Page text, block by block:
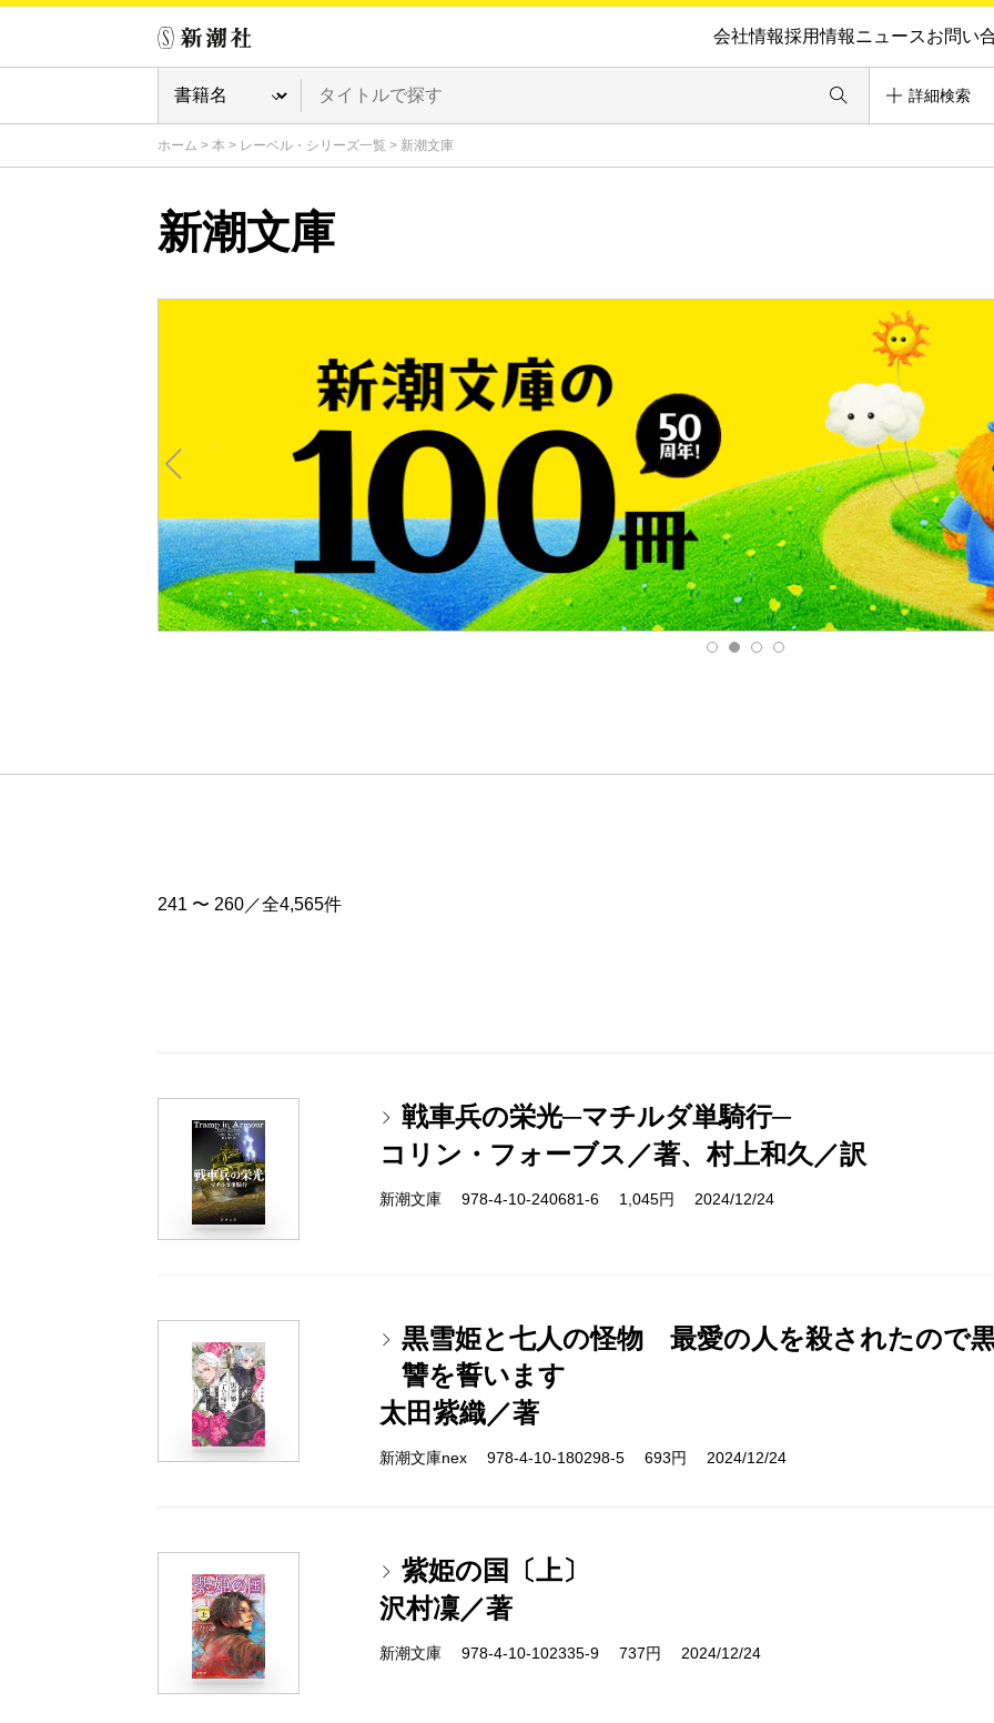
会社情報採用情報ニュースお問い
詳細検索
ホーム > 本 > レーベル・シリーズ一覧 > 新潮文庫
新潮文庫
v
241 〜 260／全4,565件
戦車兵の栄光─マチルダ単騎行─
コリン・フォーブス／著、村上和久／訳
新潮文庫 978-4-10-240681-6 1,045円 2024/12/24
黒雪姫と七人の怪物 最愛の人を殺されたので
讐を誓います
太田紫織／著
新潮文庫nex 978-4-10-180298-5 693円 2024/12/24
紫姫の国〔上〕
沢村凜／著
新潮文庫 978-4-10-102335-9 737円 2024/12/24